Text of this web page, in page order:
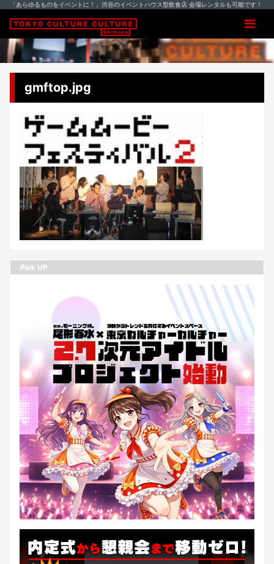
「あらゆるものをイベントに！」渋谷のイベントハウス型飲食店 会場レンタルも可能です！
gmftop.jpg
Pick UP